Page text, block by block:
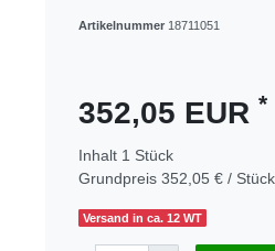
Artikelnummer 18711051
352,05 EUR *
Inhalt 1 Stück
Grundpreis 352,05 € / Stück
Versand in ca. 12 WT